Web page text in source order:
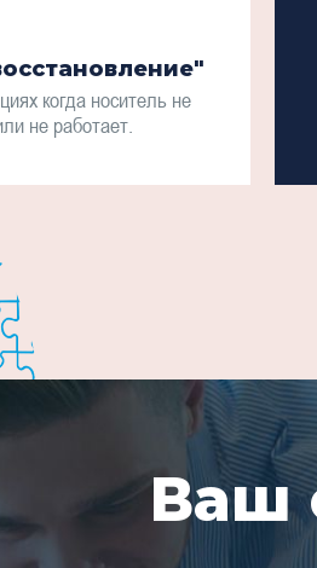
когда носитель не
не работает.
Ваш